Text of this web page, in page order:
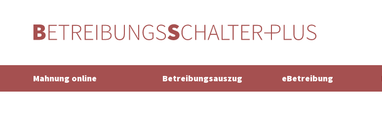
Mahnung online Betreibungsauszug eBetreibung